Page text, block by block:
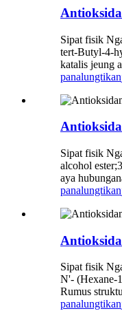
Sipat fisik
tert-Butyl-4-
katalis jeung
panalungtikan
Sipat fisik
alcohol
aya
panalungtikan
Sipat fisik
N'- (Hexane-
Rumus
panalungtikan